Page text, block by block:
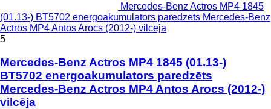
Mercedes-Benz Actros MP4 1845
(01.13-) BT5702 energoakumulators paredzēts Mercedes-Benz
Actros MP4 Antos Arocs (2012-) vilcēja
5
Mercedes-Benz Actros MP4 1845 (01.13-)
BT5702 energoakumulators paredzēts
Mercedes-Benz Actros MP4 Antos Arocs (2012-)
vilcēja